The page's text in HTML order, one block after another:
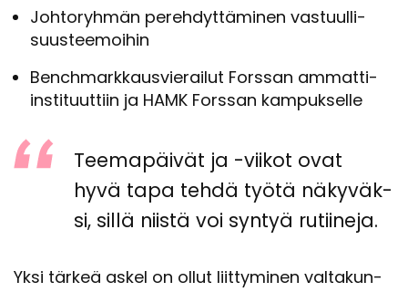
Joh­to­ryh­män pe­reh­dyt­tä­mi­nen vas­tuul­li­
suus­tee­moi­hin
Bench­mark­kaus­vie­rai­lut Fors­san ammatti-​
instituuttiin ja HAMK Fors­san kam­puk­sel­le
Tee­ma­päi­vät ja -​viikot ovat
hyvä tapa tehdä työtä nä­ky­väk­
si, sillä niis­tä voi syn­tyä ru­tii­ne­ja.
Yksi tär­keä askel on ollut liit­ty­mi­nen val­ta­kun­